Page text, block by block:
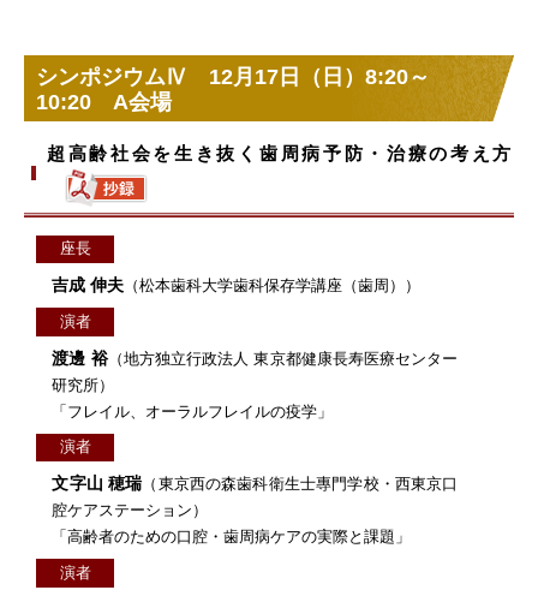
シンポジウムⅣ 12月17日（日）8:20～
10:20 A会場
超高齢社会を生き抜く歯周病予防・治療の考え方
座長
吉成 伸夫 （松本歯科大学歯科保存学講座（歯周））
演者
渡邊 裕（地方独立行政法人 東京都健康長寿医療センター
研究所）
「フレイル、オーラルフレイルの疫学」
演者
文字山 穂瑞（東京西の森歯科衛生士專門学校・西東京口
腔ケアステーション）
「高齢者のための口腔・歯周病ケアの実際と課題」
演者